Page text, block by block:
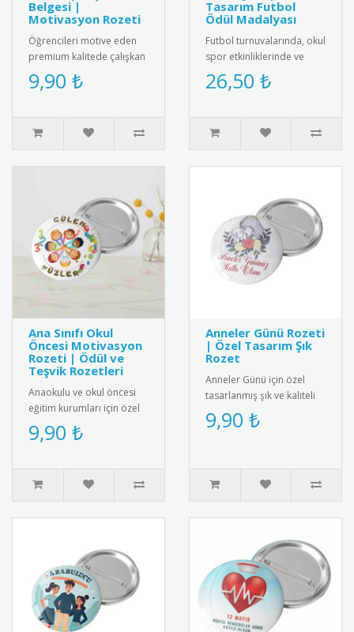
Belgesi |
Motivasyon Rozeti
Öğrencileri motive eden
premium kalitede çalışkan
öğrenci rozeti. Metal
malzemeden üretilmiş,
9,90 ₺
Tasarım Futbol
Ödül Madalyası
Futbol turnuvalarında, okul
spor etkinliklerinde ve
kulüp müsabakalarında en
iyi kaleciye verilmek ü..
26,50 ₺
Ana Sınıfı Okul
Öncesi Motivasyon
Rozeti | Ödül ve
Teşvik Rozetleri
Anaokulu ve okul öncesi
eğitim kurumları için özel
tasarım motivasyon
rozetleri. Çocukları teşvik
9,90 ₺
Anneler Günü Rozeti
| Özel Tasarım Şık
Rozet
Anneler Günü için özel
tasarlanmış şık ve kaliteli
rozet. 2025 yılına özel
desen ve renklerle üretil..
9,90 ₺